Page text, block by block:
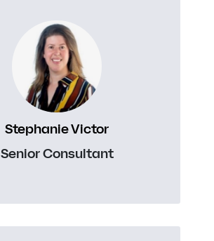
Stephanie Victor
Senior Consultant